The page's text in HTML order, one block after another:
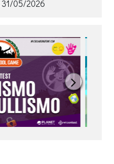
31/05/2026
